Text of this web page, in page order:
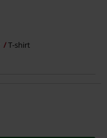
T-shirt